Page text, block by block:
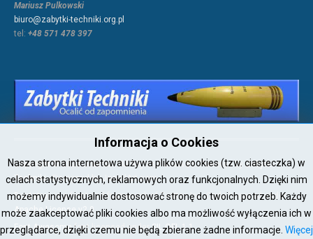
Informacja o Cookies
Nasza strona internetowa używa plików cookies (tzw. ciasteczka) w
celach statystycznych, reklamowych oraz funkcjonalnych. Dzięki nim
możemy indywidualnie dostosować stronę do twoich potrzeb. Każdy
może zaakceptować pliki cookies albo ma możliwość wyłączenia ich w
przeglądarce, dzięki czemu nie będą zbierane żadne informacje. Więcej
Mariusz Pulkowski
biuro@zabytki-techniki.org.pl
tel: +48 571 478 397
Copyright © 2026 Joomla!. All Rights Reserved. Powered byZabytki-
Techniki- Designed by JoomlArt.com.
Bootstrapis a front-end framework of Twitter, Inc. Code licensed under
Apache License v2.0 .
Font Awesomefont licensed underSIL OFL 1.1.